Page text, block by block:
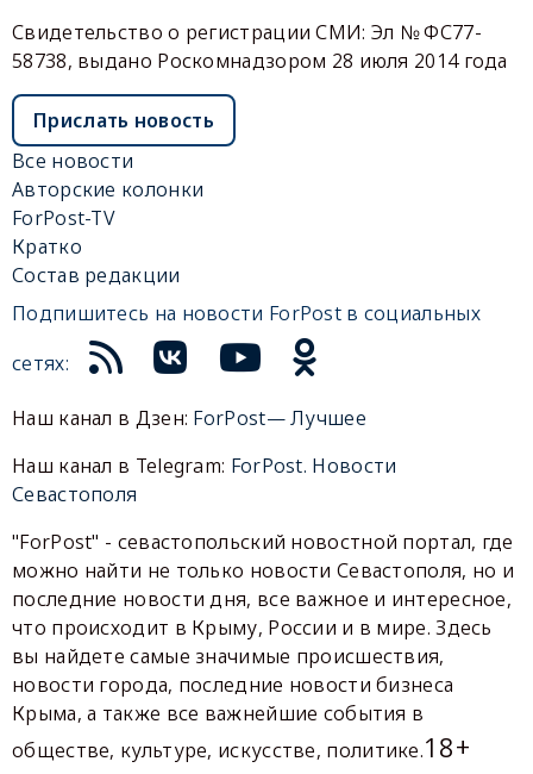
Свидетельство о регистрации СМИ: Эл № ФС77-
58738, выдано Роскомнадзором 28 июля 2014 года
Прислать новость
Все новости
Авторские колонки
ForPost-TV
Кратко
Состав редакции
Подпишитесь на новости ForPost в социальных
сетях:
Наш канал в Дзен: ForPost— Лучшее
Наш канал в Telegram: ForPost. Новости
Севастополя
"ForPost" - севастопольский новостной портал, где
можно найти не только новости Севастополя, но и
последние новости дня, все важное и интересное,
что происходит в Крыму, России и в мире. Здесь
вы найдете самые значимые происшествия,
новости города, последние новости бизнеса
Крыма, а также все важнейшие события в
обществе, культуре, искусстве, политике.18+